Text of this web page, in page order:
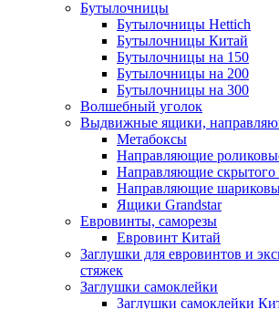
Бутылочницы
Бутылочницы Hettich
Бутылочницы Китай
Бутылочницы на 150
Бутылочницы на 200
Бутылочницы на 300
Волшебный уголок
Выдвижные ящики,
Метабоксы
Направляющие
Направляющие скрытого
Направляющие
Ящики Grandstar
Евровинты, саморезы
Евровинт Китай
Заглушки для евровинтов и
стяжек
Заглушки самоклейки
Заглушки самоклейки